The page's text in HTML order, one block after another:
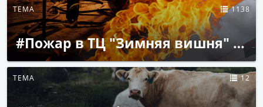
ТЕМА 1138
#Пожар в ТЦ "Зимняя вишня" в Кемерове
ТЕМА 12